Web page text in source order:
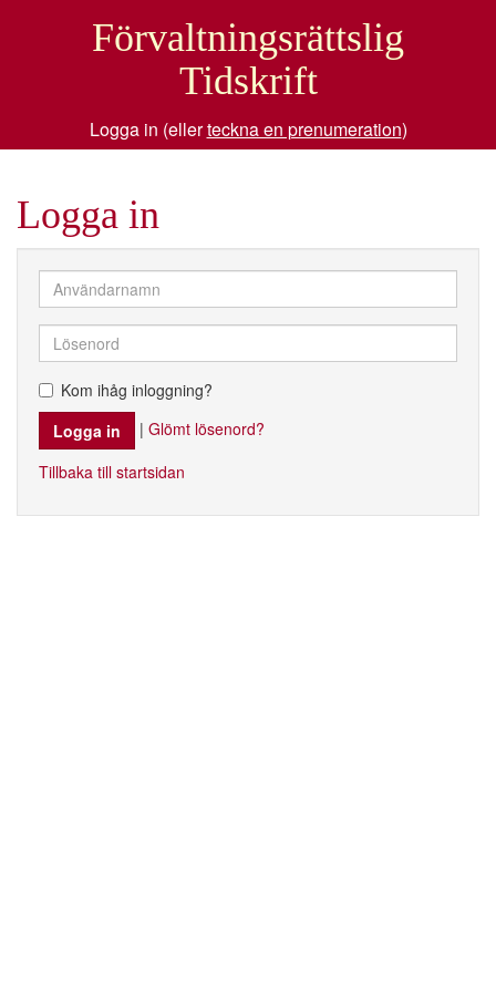
Förvaltningsrättslig
Tidskrift
Logga in (ellerteckna en prenumeration)
Logga in
Kom ihåg inloggning?
| Glömt lösenord?
Tillbaka till startsidan